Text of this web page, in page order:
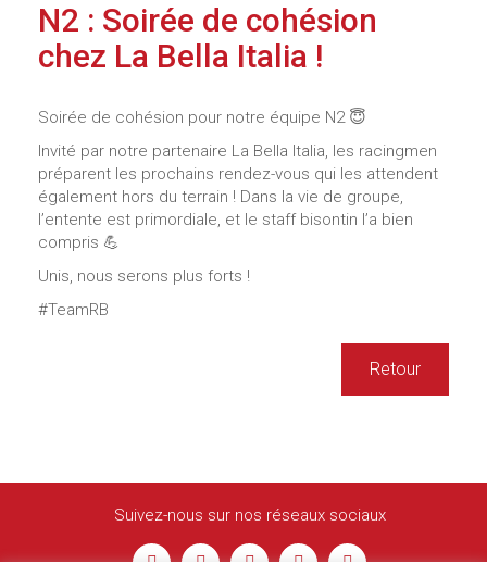
N2 : Soirée de cohésion
chez La Bella Italia !
Soirée de cohésion pour notre équipe N2 😇
Invité par notre partenaire La Bella Italia, les racingmen
préparent les prochains rendez-vous qui les attendent
également hors du terrain ! Dans la vie de groupe,
l’entente est primordiale, et le staff bisontin l’a bien
compris 💪
Unis, nous serons plus forts !
#TeamRB
Retour
Suivez-nous sur nos réseaux sociaux